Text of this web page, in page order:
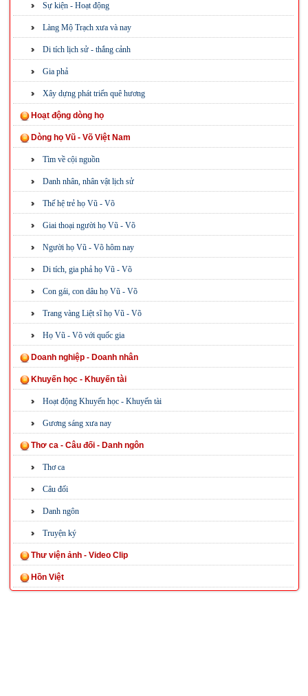
Sự kiện - Hoạt động
Làng Mộ Trạch xưa và nay
Di tích lịch sử - thắng cảnh
Gia phả
Xây dựng phát triển quê hương
Hoạt động dòng họ
Dòng họ Vũ - Võ Việt Nam
Tìm về cội nguồn
Danh nhân, nhân vật lịch sử
Thế hệ trẻ họ Vũ - Võ
Giai thoại người họ Vũ - Võ
Người họ Vũ - Võ hôm nay
Di tích, gia phả họ Vũ - Võ
Con gái, con dâu họ Vũ - Võ
Trang vàng Liệt sĩ họ Vũ - Võ
Họ Vũ - Võ với quốc gia
Doanh nghiệp - Doanh nhân
Khuyến học - Khuyến tài
Hoạt động Khuyến học - Khuyến tài
Gương sáng xưa nay
Thơ ca - Câu đối - Danh ngôn
Thơ ca
Câu đối
Danh ngôn
Truyện ký
Thư viện ảnh - Video Clip
Hồn Việt